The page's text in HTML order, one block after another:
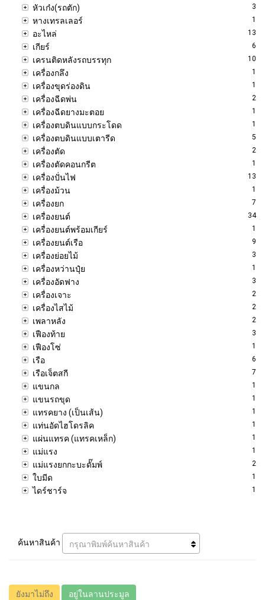
หัวเก๋ง(รถตัก) 3
หางเทรลเลอร์ 1
อะไหล่ 13
เกียร์ 6
เครนติดหลังรถบรรทุก 10
เครื่องกลึง 1
เครื่องขุดร่องดิน 1
เครื่องฉีดพ่น 2
เครื่องฉีดยางมะตอย 1
เครื่องตบดินแบบกระโดด 1
เครื่องตบดินแบบเตารีด 5
เครื่องตัด 2
เครื่องตัดคอนกรีต 1
เครื่องปั่นไฟ 13
เครื่องม้วน 1
เครื่องยก 7
เครื่องยนต์ 34
เครื่องยนต์พร้อมเกียร์ 1
เครื่องยนต์เรือ 9
เครื่องย่อยไม้ 3
เครื่องหว่านปุ๋ย 1
เครื่องอัดฟาง 3
เครื่องเจาะ 2
เครื่องไสไม้ 2
เพลาหลัง 2
เฟืองท้าย 3
เฟืองโซ่ 1
เรือ 6
เรือเจ็ตสกี 7
แขนกล 1
แขนรถขุด 1
แทรคยาง (เป็นเส้น) 1
แท่นอัดไฮโดรลิค 1
แผ่นแทรค (แทรคเหล็ก) 1
แม่แรง 1
แม่แรงยกกะบะดั๊มพ์ 2
ใบมีด 1
ไดร์ชาร์จ 1
ค้นหาสินค้า กรุณาพิมพ์ค้นหาสินค้า
ยังมาไม่ถึง อยู่ในลานประมูล